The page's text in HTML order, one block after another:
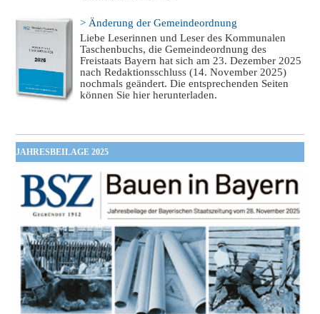
> Änderung der Gemeindeordnung
Liebe Leserinnen und Leser des Kommunalen
Taschenbuchs, die Gemeindeordnung des
Freistaats Bayern hat sich am 23. Dezember 2025
nach Redaktionsschluss (14. November 2025)
nochmals geändert. Die entsprechenden Seiten
können Sie hier herunterladen.
JAHRESBEILAGE 2025